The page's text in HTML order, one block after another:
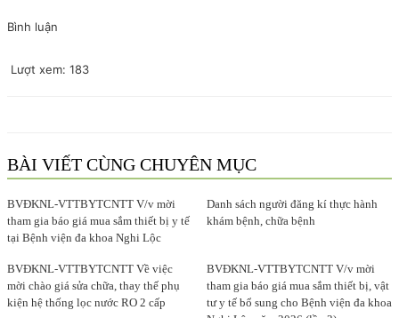
Bình luận
Lượt xem: 183
BÀI VIẾT CÙNG CHUYÊN MỤC
BVĐKNL-VTTBYTCNTT V/v mời
tham gia báo giá mua sắm thiết bị y tế
tại Bệnh viện đa khoa Nghi Lộc
Danh sách người đăng kí thực hành
khám bệnh, chữa bệnh
BVĐKNL-VTTBYTCNTT Về việc
mời chào giá sửa chữa, thay thế phụ
kiện hệ thống lọc nước RO 2 cấp
BVĐKNL-VTTBYTCNTT V/v mời
tham gia báo giá mua sắm thiết bị, vật
tư y tế bổ sung cho Bệnh viện đa khoa